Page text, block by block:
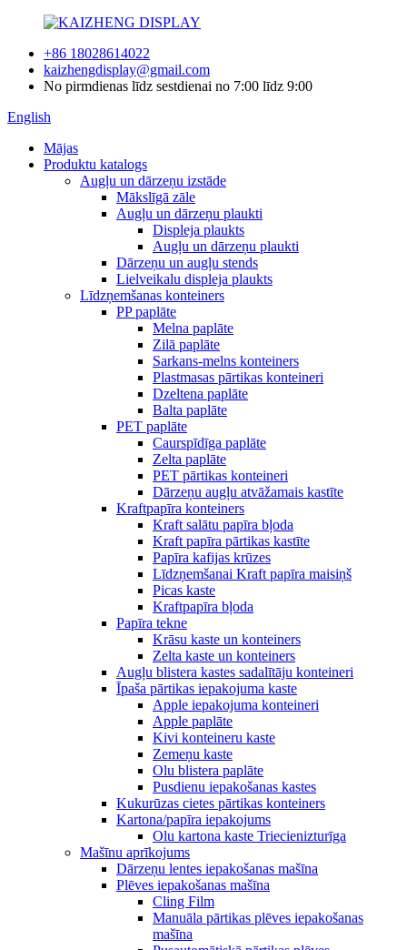
+86 18028614022
kaizhengdisplay@gmail.com
No pirmdienas līdz sestdienai no 7:00 līdz 9:00
English
Mājas
Produktu katalogs
Augļu un dārzeņu izstāde
Mākslīgā zāle
Augļu un dārzeņu plaukti
Displeja plaukts
Augļu un dārzeņu plaukti
Dārzeņu un augļu stends
Lielveikalu displeja plaukts
Līdzņemšanas konteiners
PP paplāte
Melna paplāte
Zilā paplāte
Sarkans-melns konteiners
Plastmasas pārtikas konteineri
Dzeltena paplāte
Balta paplāte
PET paplāte
Caurspīdīga paplāte
Zelta paplāte
PET pārtikas konteineri
Dārzeņu augļu atvāžamais kastīte
Kraftpapīra konteiners
Kraft salātu papīra bļoda
Kraft papīra pārtikas kastīte
Papīra kafijas krūzes
Līdzņemšanai Kraft papīra maisiņš
Picas kaste
Kraftpapīra bļoda
Papīra tekne
Krāsu kaste un konteiners
Zelta kaste un konteiners
Augļu blistera kastes sadalītāju konteineri
Īpaša pārtikas iepakojuma kaste
Apple iepakojuma konteineri
Apple paplāte
Kivi konteineru kaste
Zemeņu kaste
Olu blistera paplāte
Pusdienu iepakošanas kastes
Kukurūzas cietes pārtikas konteiners
Kartona/papīra iepakojums
Olu kartona kaste Triecienizturīga
Mašīnu aprīkojums
Dārzeņu lentes iepakošanas mašīna
Plēves iepakošanas mašīna
Cling Film
Manuāla pārtikas plēves iepakošanas
mašīna